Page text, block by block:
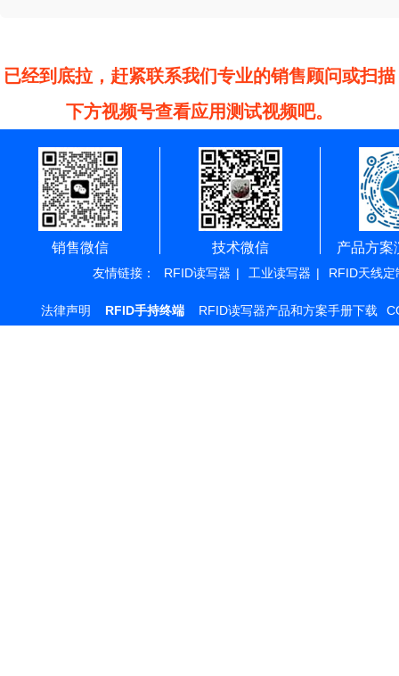
已经到底拉，赶紧联系我们专业的销售顾问或扫描
下方视频号查看应用测试视频吧。
销售微信 技术微信 产品方案
友情链接： RFID读写器 | 工业读写器 | RFID天线定
法律声明 RFID手持终端 RFID读写器产品和方案手册下载